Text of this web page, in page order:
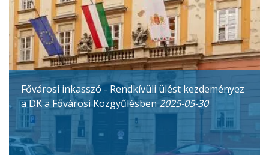
Fővárosi inkasszó - Rendkívüli ülést kezdeményez
a DK a Fővárosi Közgyűlésben2025-05-30